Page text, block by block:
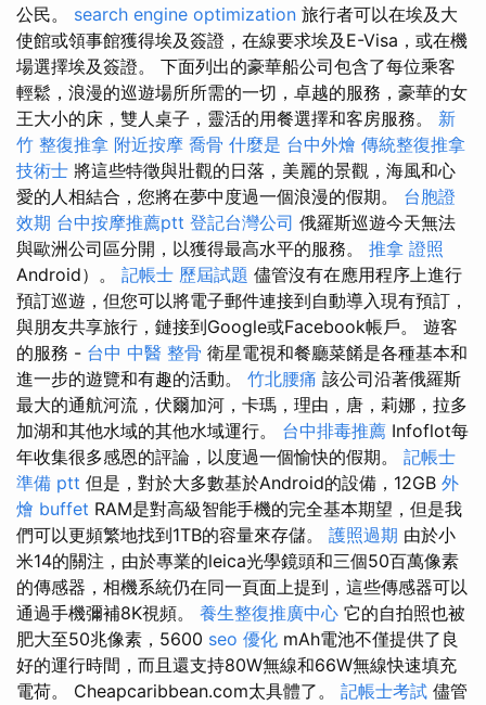
公民。 search engine optimization 旅行者可以在埃及大
使館或領事館獲得埃及簽證，在線要求埃及E-Visa，或在機
場選擇埃及簽證。 下面列出的豪華船公司包含了每位乘客
輕鬆，浪漫的巡遊場所所需的一切，卓越的服務，豪華的女
王大小的床，雙人桌子，靈活的用餐選擇和客房服務。 新
竹 整復推拿 附近按摩 喬骨 什麼是 台中外燴 傳統整復推拿
技術士 將這些特徵與壯觀的日落，美麗的景觀，海風和心
愛的人相結合，您將在夢中度過一個浪漫的假期。 台胞證
效期 台中按摩推薦ptt 登記台灣公司 俄羅斯巡遊今天無法
與歐洲公司區分開，以獲得最高水平的服務。 推拿 證照
Android）。 記帳士 歷屆試題 儘管沒有在應用程序上進行
預訂巡遊，但您可以將電子郵件連接到自動導入現有預訂，
與朋友共享旅行，鏈接到Google或Facebook帳戶。 遊客
的服務 - 台中 中醫 整骨 衛星電視和餐廳菜餚是各種基本和
進一步的遊覽和有趣的活動。 竹北腰痛 該公司沿著俄羅斯
最大的通航河流，伏爾加河，卡瑪，理由，唐，莉娜，拉多
加湖和其他水域的其他水域運行。 台中排毒推薦 Infoflot每
年收集很多感恩的評論，以度過一個愉快的假期。 記帳士
準備 ptt 但是，對於大多數基於Android的設備，12GB 外
燴 buffet RAM是對高級智能手機的完全基本期望，但是我
們可以更頻繁地找到1TB的容量來存儲。 護照過期 由於小
米14的關注，由於專業的leica光學鏡頭和三個50百萬像素
的傳感器，相機系統仍在同一頁面上提到，這些傳感器可以
通過手機彌補8K視頻。 養生整復推廣中心 它的自拍照也被
肥大至50兆像素，5600 seo 優化 mAh電池不僅提供了良
好的運行時間，而且還支持80W無線和66W無線快速填充
電荷。 Cheapcaribbean.com太具體了。 記帳士考試 儘管